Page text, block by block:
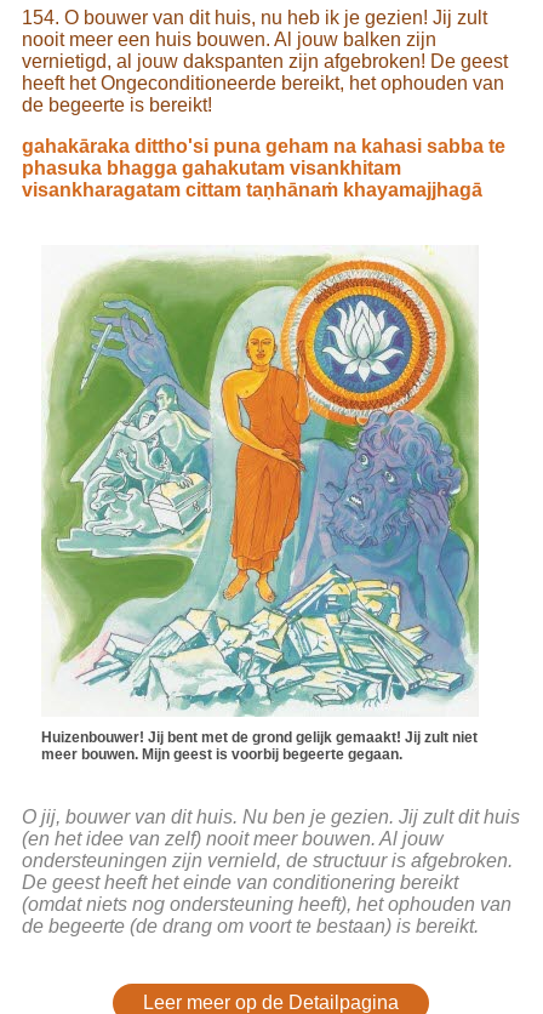
154. O bouwer van dit huis, nu heb ik je gezien! Jij zult
nooit meer een huis bouwen. Al jouw balken zijn
vernietigd, al jouw dakspanten zijn afgebroken! De geest
heeft het Ongeconditioneerde bereikt, het ophouden van
de begeerte is bereikt!
gahakāraka dittho'si puna geham na kahasi sabba te
phasuka bhagga gahakutam visankhitam
visankharagatam cittam taṇhānaṁ khayamajjhagā
Huizenbouwer! Jij bent met de grond gelijk gemaakt! Jij zult niet
meer bouwen. Mijn geest is voorbij begeerte gegaan.
O jij, bouwer van dit huis. Nu ben je gezien. Jij zult dit huis
(en het idee van zelf) nooit meer bouwen. Al jouw
ondersteuningen zijn vernield, de structuur is afgebroken.
De geest heeft het einde van conditionering bereikt
(omdat niets nog ondersteuning heeft), het ophouden van
de begeerte (de drang om voort te bestaan) is bereikt.
Leer meer op de Detailpagina